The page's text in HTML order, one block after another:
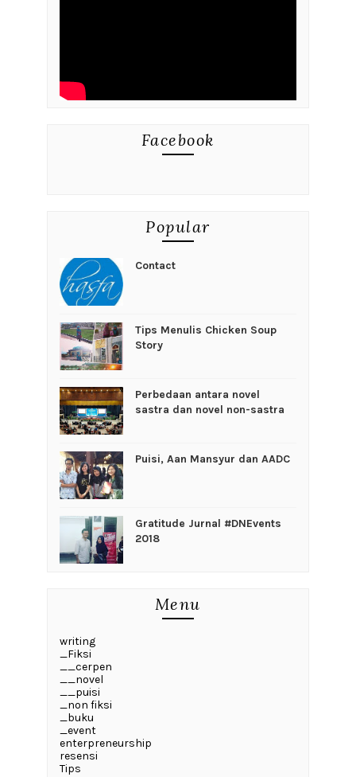
Facebook
Popular
Contact
Tips Menulis Chicken Soup
Story
Perbedaan antara novel
sastra dan novel non-sastra
Puisi, Aan Mansyur dan AADC
Gratitude Jurnal #DNEvents
2018
Menu
writing
_Fiksi
__cerpen
__novel
__puisi
_non fiksi
_buku
_event
enterpreneurship
resensi
Tips